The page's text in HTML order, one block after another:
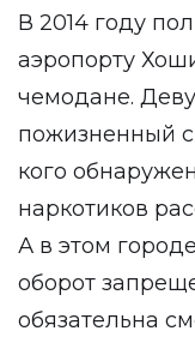
В 2014 году
аэропорту
чемодане.
пожизненный
кого
наркотиков
А в этом
оборот
обязательна